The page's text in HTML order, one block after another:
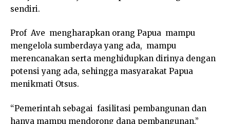
sendiri.
Prof Ave mengharapkan orang Papua mampu
mengelola sumberdaya yang ada, mampu
merencanakan serta menghidupkan dirinya dengan
potensi yang ada, sehingga masyarakat Papua
menikmati Otsus.
“Pemerintah sebagai fasilitasi pembangunan dan
hanya mampu mendorong dana pembangunan,”